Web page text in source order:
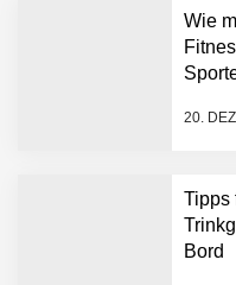
Wie
20.
Tipps
Bord